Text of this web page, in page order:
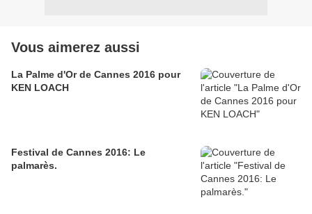
Vous aimerez aussi
La Palme d'Or de Cannes 2016 pour
KEN LOACH
Festival de Cannes 2016: Le
palmarès.